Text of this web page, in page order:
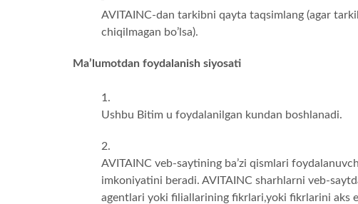
AVITAINC-dan tarkibni qayta taqsimlang (agar
chiqilmagan bo’lsa).
Ma’lumotdan foydalanish siyosati
Ushbu Bitim u foydalanilgan kundan boshlanadi.
AVITAINC veb-saytining ba’zi qismlari
imkoniyatini beradi. AVITAINC sharhlarni veb-
agentlari yoki filiallarining fikrlari,yoki fikrlarini aks